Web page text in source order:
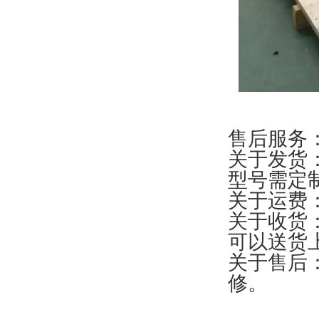
售后服务
关于发货
型号需定
关于运费
关于收货
可以送货
关于售后
修。